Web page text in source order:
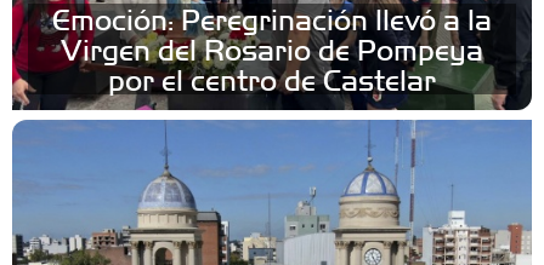
Emoción: Peregrinación llevó a la
Virgen del Rosario de Pompeya
por el centro de Castelar